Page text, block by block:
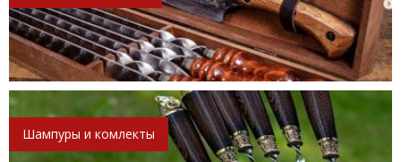
Шампуры и комлекты